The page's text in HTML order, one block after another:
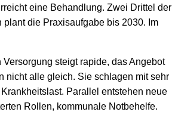
eine Behandlung. Zwei Drittel der
die Praxisaufgabe bis 2030. Im
steigt rapide, das Angebot
nicht alle gleich. Sie schlagen mit sehr
Parallel entstehen neue
Rollen, kommunale Notbehelfe.